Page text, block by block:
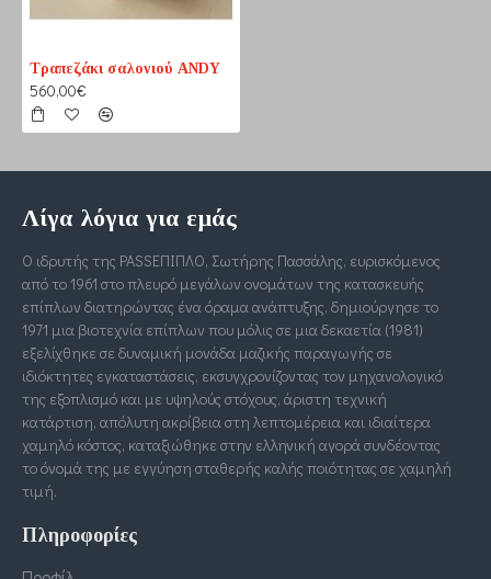
Τραπεζάκι σαλονιού ANDY
560,00€
Λίγα λόγια για εμάς
Ο ιδρυτής της PASSΕΠΙΠΛΟ, Σωτήρης Πασσάλης, ευρισκόμενος
από το 1961 στο πλευρό μεγάλων ονομάτων της κατασκευής
επίπλων διατηρώντας ένα όραμα ανάπτυξης, δημιούργησε το
1971 μια βιοτεχνία επίπλων που μόλις σε μια δεκαετία (1981)
εξελίχθηκε σε δυναμική μονάδα μαζικής παραγωγής σε
ιδιόκτητες εγκαταστάσεις, εκσυγχρονίζοντας τον μηχανολογικό
της εξοπλισμό και με υψηλούς στόχους, άριστη τεχνική
κατάρτιση, απόλυτη ακρίβεια στη λεπτομέρεια και ιδιαίτερα
χαμηλό κόστος, καταξιώθηκε στην ελληνική αγορά συνδέοντας
το όνομά της με εγγύηση σταθερής καλής ποιότητας σε χαμηλή
τιμή.
Πληροφορίες